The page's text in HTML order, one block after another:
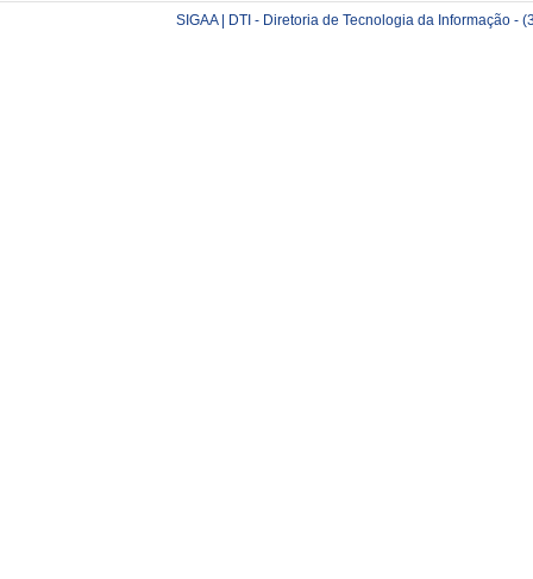
SIGAA | DTI - Diretoria de Tecnologia da Informação